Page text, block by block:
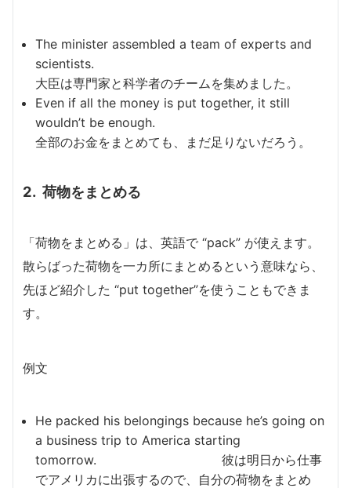
The minister assembled a team of experts and
scientists.
大臣は専門家と科学者のチームを集めました。
Even if all the money is put together, it still
wouldn’t be enough.
全部のお金をまとめても、まだ足りないだろう。
2. 荷物をまとめる
「荷物をまとめる」は、英語で “pack” が使えます。
散らばった荷物を一カ所にまとめるという意味なら、
先ほど紹介した “put together”を使うこともできま
す。
例文
He packed his belongings because he’s going on
a business trip to America starting
tomorrow. 彼は明日から仕事
でアメリカに出張するので、自分の荷物をまとめ